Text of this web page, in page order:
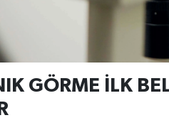
GÖRME İLK